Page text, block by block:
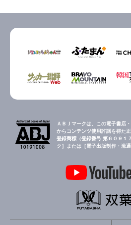
ＡＢＪマークは、この電子書店
からコンテンツ使用許諾を得た
登録商標（登録番号 第６０９１
ク］または［電子出版制作・流